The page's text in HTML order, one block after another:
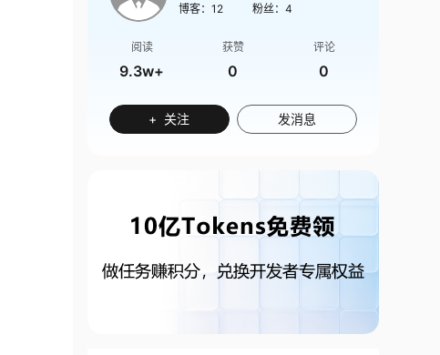
博客： 12 粉丝： 4
阅读
9.3w+
获赞
0
评论
0
+ 关注 发消息